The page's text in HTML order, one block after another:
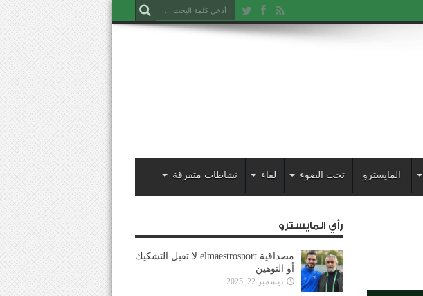
المايسترو تحت الضوء لقاء نشاطات متفرقة
رأي المايسترو
مصداقية elmaestrosport لا تقبل التشكيك
أو التوهين
ديسمبر 22, 2025